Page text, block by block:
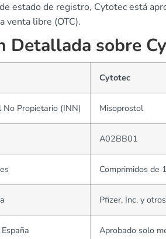
estado de registro, Cytotec está
venta libre (OTC).
Detallada sobre
Cytotec
Propietario (INN) Misoprostol
A02BB01
Comprimidos de
Pfizer, Inc. y
Aprobado solo